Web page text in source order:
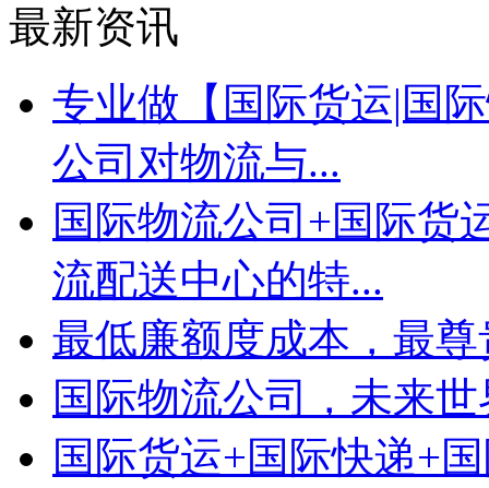
最新资讯
专业做【国际货运|国
公司对物流与...
国际物流公司+国际货
流配送中心的特...
最低廉额度成本，最
国际物流公司，未来
国际货运+国际快递+